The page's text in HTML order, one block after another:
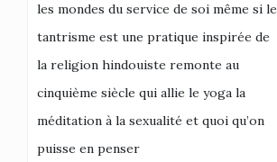
les mondes du service de soi même si le
tantrisme est une pratique inspirée de
la religion hindouiste remonte au
cinquième siècle qui allie le yoga la
méditation à la sexualité et quoi qu’on
puisse en penser